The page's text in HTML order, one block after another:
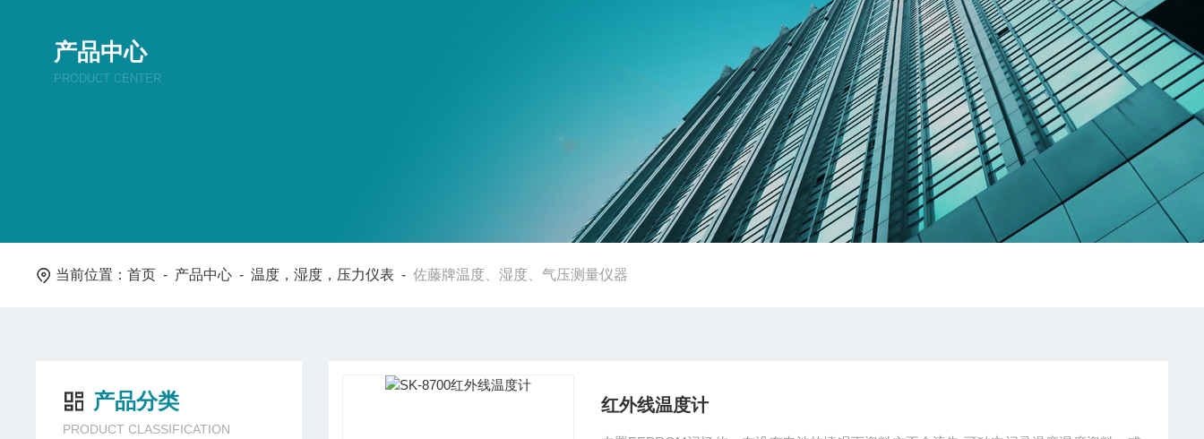
产品中心
PRODUCT CENTER
当前位置：首页 - 产品中心 -温度，湿度，压力仪表 -佐藤牌温度、湿度、气压测量仪器
产品分类
PRODUCT CLASSIFICATION
红外线温度计